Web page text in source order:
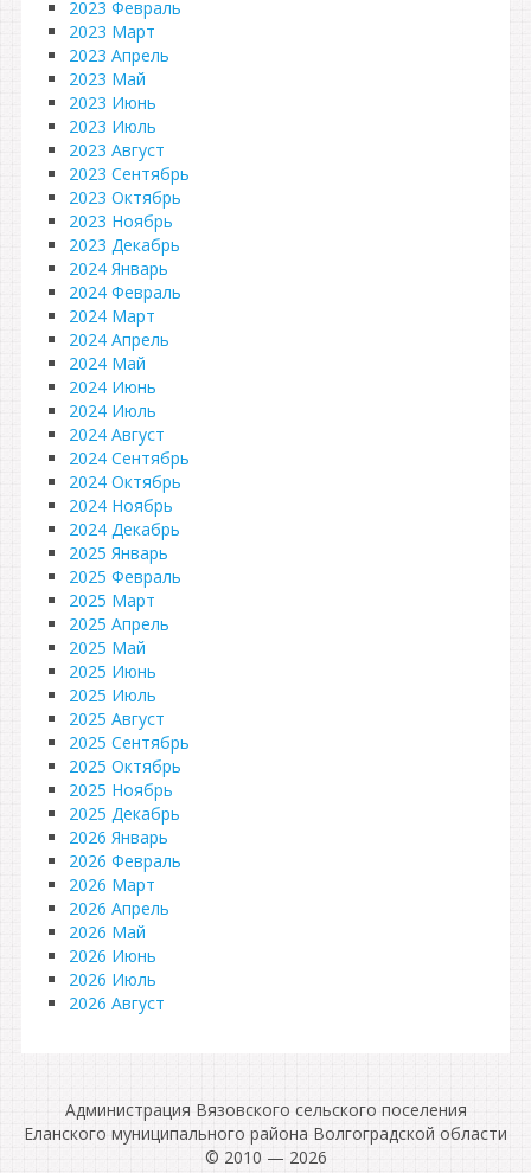
2023 Февраль
2023 Март
2023 Апрель
2023 Май
2023 Июнь
2023 Июль
2023 Август
2023 Сентябрь
2023 Октябрь
2023 Ноябрь
2023 Декабрь
2024 Январь
2024 Февраль
2024 Март
2024 Апрель
2024 Май
2024 Июнь
2024 Июль
2024 Август
2024 Сентябрь
2024 Октябрь
2024 Ноябрь
2024 Декабрь
2025 Январь
2025 Февраль
2025 Март
2025 Апрель
2025 Май
2025 Июнь
2025 Июль
2025 Август
2025 Сентябрь
2025 Октябрь
2025 Ноябрь
2025 Декабрь
2026 Январь
2026 Февраль
2026 Март
2026 Апрель
2026 Май
2026 Июнь
2026 Июль
2026 Август
Администрация Вязовского сельского поселения
Еланского муниципального района Волгоградской области
© 2010 — 2026